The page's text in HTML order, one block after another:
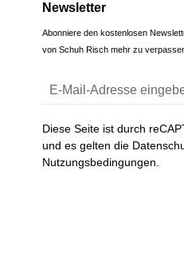
Newsletter
Abonniere den kostenlosen
von Schuh Risch mehr zu
Diese Seite ist durch
und es gelten die
Nutzungsbedingungen